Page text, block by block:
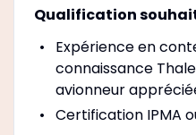
Qualification
Expérience en
connaissance
avionneur
Certification IPMA